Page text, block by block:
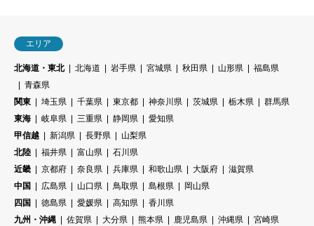
エリア
北海道・東北 北海道 岩手県 宮城県 秋田県 山形県
福島県
青森県
関東
埼玉県 千葉県 東京都 神奈川県 茨城県 栃木県
群馬県
東海
岐阜県 三重県 静岡県
愛知県
甲信越
新潟県 長野県
山梨県
北陸
福井県 富山県
石川県
近畿
京都府 奈良県 兵庫県 和歌山県 大阪府
滋賀県
中国
広島県 山口県 鳥取県 島根県
岡山県
四国
徳島県 愛媛県 高知県
香川県
九州・沖縄
佐賀県 大分県 熊本県 鹿児島県 沖縄県
宮崎県